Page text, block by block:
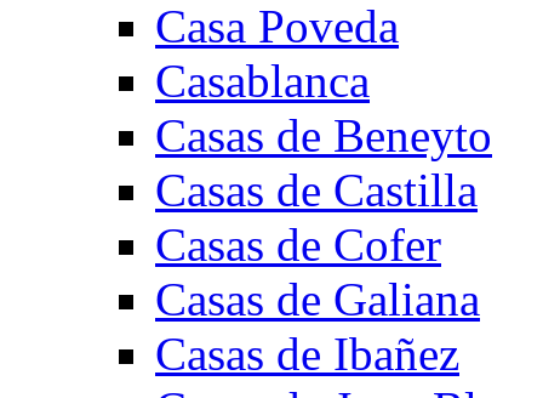
Casa Poveda
Casablanca
Casas de Beneyto
Casas de Castilla
Casas de Cofer
Casas de Galiana
Casas de Ibañez